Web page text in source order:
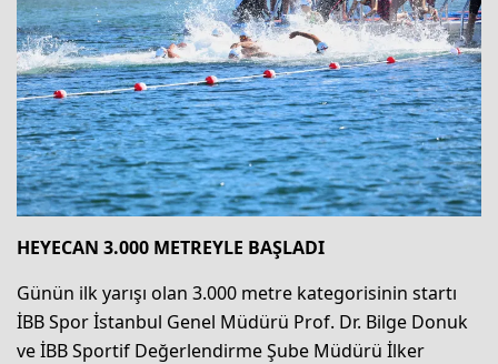
HEYECAN 3.000 METREYLE BAŞLADI
Günün ilk yarışı olan 3.000 metre kategorisinin startı
İBB Spor İstanbul Genel Müdürü Prof. Dr. Bilge Donuk
ve İBB Sportif Değerlendirme Şube Müdürü İlker